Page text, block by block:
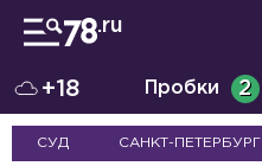
+18 Пробки 2
СУД САНКТ-ПЕТЕРБУРГ